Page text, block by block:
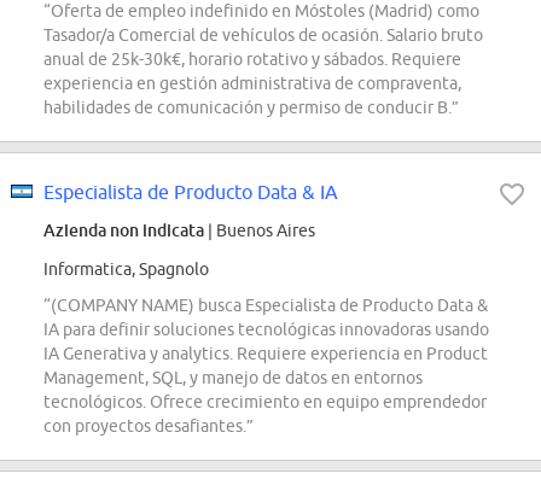
“Oferta de empleo indefinido en Móstoles (Madrid) como
Tasador/a Comercial de vehículos de ocasión. Salario bruto
anual de 25k-30k€, horario rotativo y sábados. Requiere
experiencia en gestión administrativa de compraventa,
habilidades de comunicación y permiso de conducir B.”
Especialista de Producto Data & IA
Azienda non indicata | Buenos Aires
Informatica, Spagnolo
“(COMPANY NAME) busca Especialista de Producto Data &
IA para definir soluciones tecnológicas innovadoras usando
IA Generativa y analytics. Requiere experiencia en Product
Management, SQL, y manejo de datos en entornos
tecnológicos. Ofrece crecimiento en equipo emprendedor
con proyectos desafiantes.”